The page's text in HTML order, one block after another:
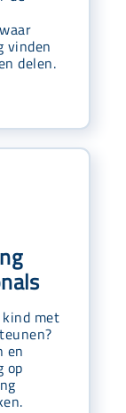
vinden
delen.
met
en
op